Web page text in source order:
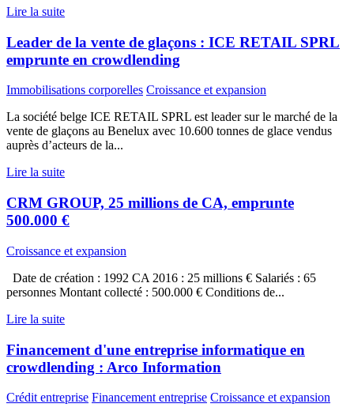
Lire la suite
Leader de la vente de glaçons : ICE RETAIL SPRL
emprunte en crowdlending
Immobilisations corporelles Croissance et expansion
La société belge ICE RETAIL SPRL est leader sur le marché de la
vente de glaçons au Benelux avec 10.600 tonnes de glace vendus
auprès d’acteurs de la...
Lire la suite
CRM GROUP, 25 millions de CA, emprunte
500.000 €
Croissance et expansion
Date de création : 1992 CA 2016 : 25 millions € Salariés : 65
personnes Montant collecté : 500.000 € Conditions de...
Lire la suite
Financement d'une entreprise informatique en
crowdlending : Arco Information
Crédit entreprise Financement entreprise Croissance et expansion